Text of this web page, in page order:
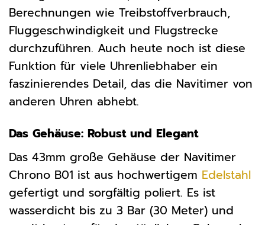
Berechnungen wie Treibstoffverbrauch,
Fluggeschwindigkeit und Flugstrecke
durchzuführen. Auch heute noch ist diese
Funktion für viele Uhrenliebhaber ein
faszinierendes Detail, das die Navitimer von
anderen Uhren abhebt.
Das Gehäuse: Robust und Elegant
Das 43mm große Gehäuse der Navitimer
Chrono B01 ist aus hochwertigem Edelstahl
gefertigt und sorgfältig poliert. Es ist
wasserdicht bis zu 3 Bar (30 Meter) und